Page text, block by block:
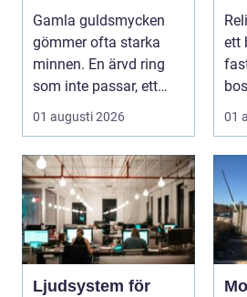
till nya favoriter
Gamla guldsmycken
gömmer ofta starka
minnen. En ärvd ring
som inte passar, ett
armband som gått
sönd...
01 augusti 2026
ett
01
Ljudsystem för